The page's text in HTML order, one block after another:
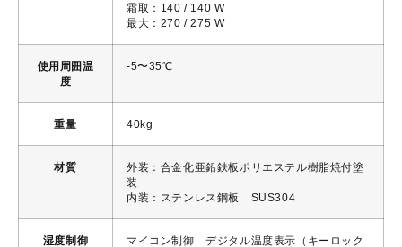
霜取：140 / 140 W
最大：270 / 275 W
使用周囲温
度
-5〜35℃
重量 40kg
材質
外装：合金化亜鉛鉄板ポリエステル樹脂焼付塗
装
内装：ステンレス鋼板 SUS304
湿度制御
マイコン制御 デジタル温度表示（キーロック